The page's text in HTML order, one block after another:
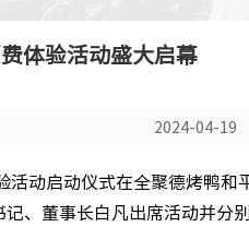
体验活动盛大启幕
2024-04-19
动启动仪式在全聚德烤鸭和
、董事长白凡出席活动并分别